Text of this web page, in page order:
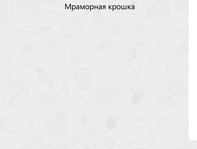
Мраморная крошка